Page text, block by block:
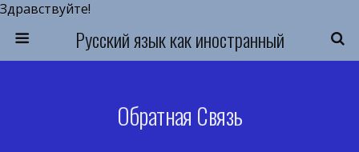
Здравствуйте!
Русский язык как иностранный
Обратная Связь